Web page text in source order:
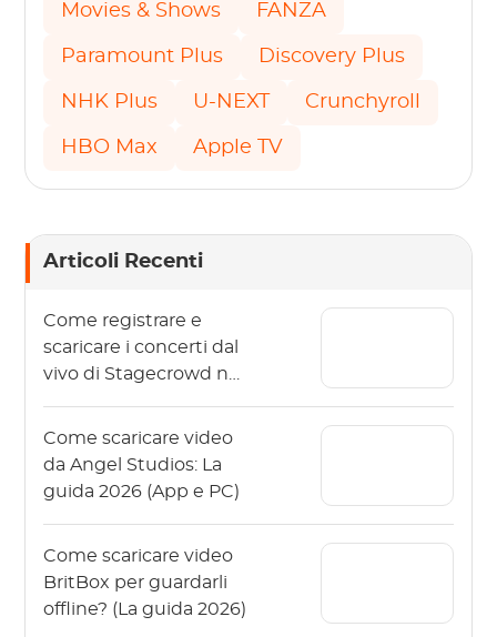
Movies & Shows FANZA
Paramount Plus Discovery Plus
NHK Plus U-NEXT Crunchyroll
HBO Max Apple TV
Articoli Recenti
Come registrare e
scaricare i concerti dal
vivo di Stagecrowd nel
Come scaricare video
da Angel Studios: La
guida 2026 (App e PC)
Come scaricare video
BritBox per guardarli
offline? (La guida 2026)